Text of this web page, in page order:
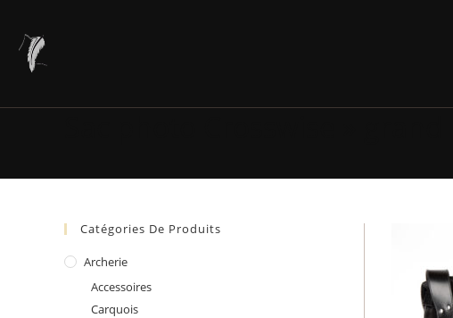
content
Catégories De Produits
Archerie
Accessoires
Carquois